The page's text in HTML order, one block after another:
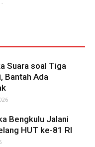
-
Suara soal Tiga
Bantah Ada
Bengkulu Jalani
HUT ke-81 RI